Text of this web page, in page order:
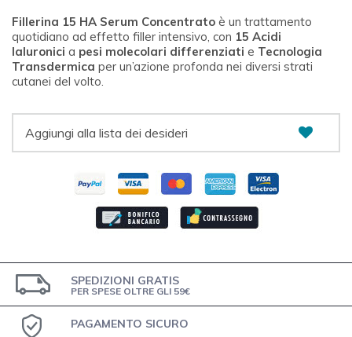
Fillerina 15 HA Serum Concentrato è un trattamento
quotidiano ad effetto filler intensivo, con 15 Acidi
Ialuronici a pesi molecolari differenziati e Tecnologia
Transdermica per un’azione profonda nei diversi strati
cutanei del volto.
Aggiungi alla lista dei desideri
SPEDIZIONI GRATIS
PER SPESE OLTRE GLI 59€
PAGAMENTO SICURO